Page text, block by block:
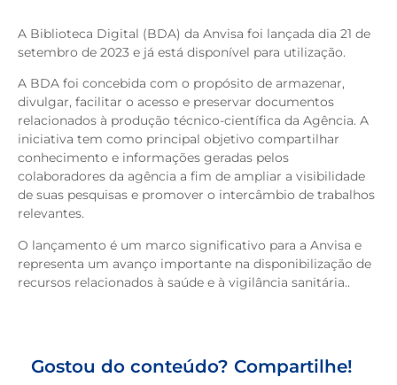
A Biblioteca Digital (BDA) da Anvisa foi lançada dia 21 de
setembro de 2023 e já está disponível para utilização.
A BDA foi concebida com o propósito de armazenar,
divulgar, facilitar o acesso e preservar documentos
relacionados à produção técnico-científica da Agência. A
iniciativa tem como principal objetivo compartilhar
conhecimento e informações geradas pelos
colaboradores da agência a fim de ampliar a visibilidade
de suas pesquisas e promover o intercâmbio de trabalhos
relevantes.
O lançamento é um marco significativo para a Anvisa e
representa um avanço importante na disponibilização de
recursos relacionados à saúde e à vigilância sanitária..
Gostou do conteúdo? Compartilhe!